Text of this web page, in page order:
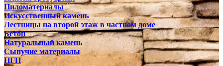
Пиломатериалы
Искусственный камень
Лестницы на второй этаж в частном доме
Бетон
Натуральный камень
Сыпучие материалы
ПГП